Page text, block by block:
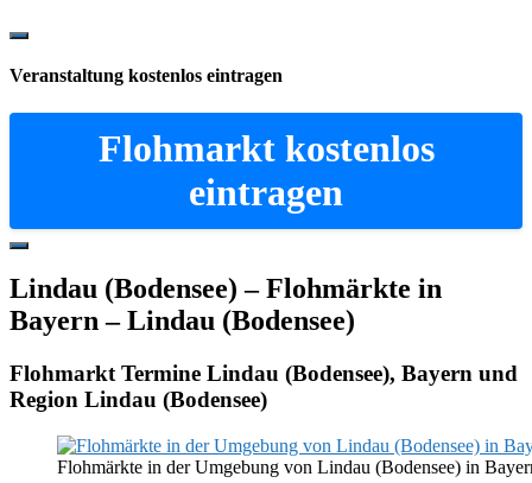
Show
Content
Veranstaltung kostenlos eintragen
Flohmarkt kostenlos
eintragen
Hide
Content
Lindau (Bodensee) – Flohmärkte in
Bayern – Lindau (Bodensee)
Flohmarkt Termine Lindau (Bodensee), Bayern und
Region Lindau (Bodensee)
Flohmärkte in der Umgebung von Lindau (Bodensee) in